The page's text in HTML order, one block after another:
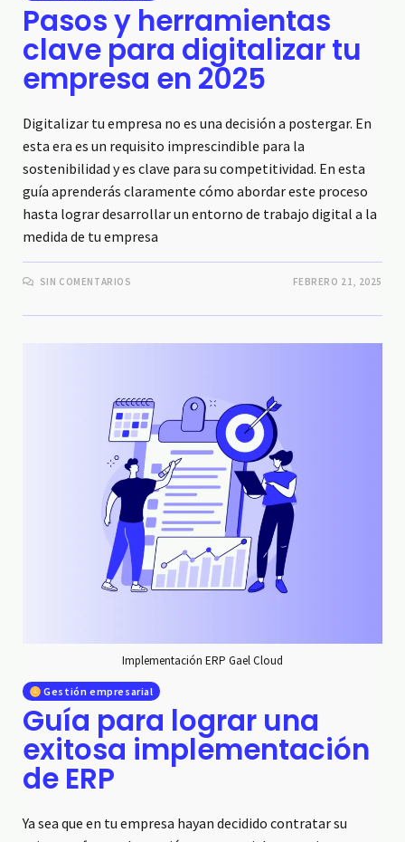
Pasos y herramientas
clave para digitalizar tu
empresa en 2025
Digitalizar tu empresa no es una decisión a postergar. En
esta era es un requisito imprescindible para la
sostenibilidad y es clave para su competitividad. En esta
guía aprenderás claramente cómo abordar este proceso
hasta lograr desarrollar un entorno de trabajo digital a la
medida de tu empresa
SIN COMENTARIOS FEBRERO 21, 2025
Implementación ERP Gael Cloud
Gestión empresarial
Guía para lograr una
exitosa implementación
de ERP
Ya sea que en tu empresa hayan decidido contratar su